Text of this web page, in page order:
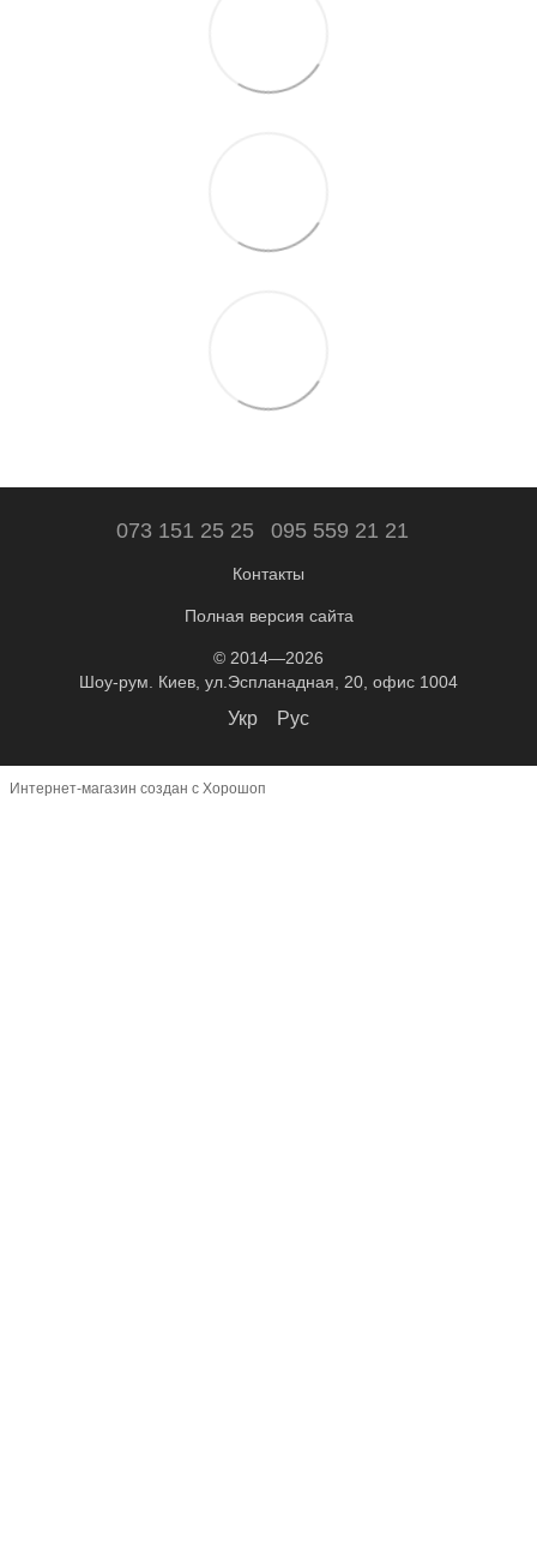
073 151 25 25 095 559 21 21
Контакты
Полная версия сайта
© 2014—2026
Шоу-рум. Киев, ул.Эспланадная, 20, офис 1004
Укр Рус
Интернет-магазин создан с Хорошоп